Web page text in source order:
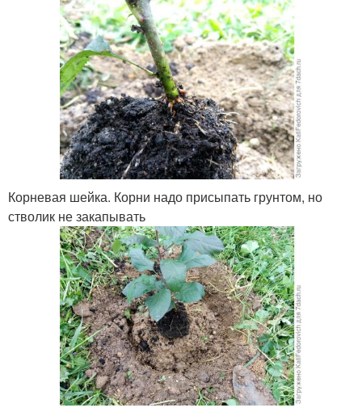
Корневая шейка. Корни надо присыпать грунтом, но
стволик не закапывать